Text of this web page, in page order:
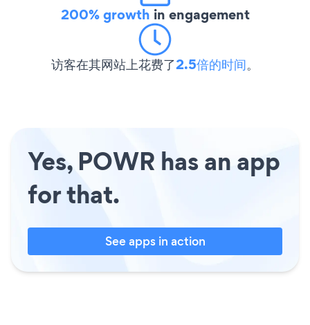
200% growth in engagement
访客在其网站上花费了2.5倍的时间。
Yes, POWR has an app
for that.
See apps in action